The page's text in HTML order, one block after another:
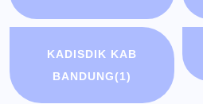
KADISDIK KAB
BANDUNG(1)